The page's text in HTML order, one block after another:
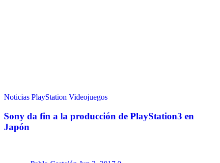
Noticias PlayStation Videojuegos
Sony da fin a la producción de PlayStation3 en
Japón